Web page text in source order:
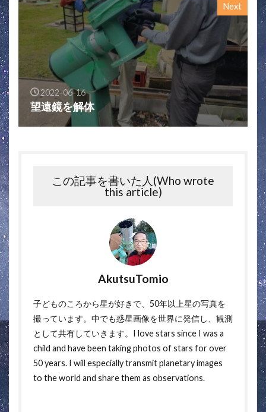
Next
2022-06-16
望遠鏡を解体
この記事を書いた人(Who wrote
this article)
AkutsuTomio
子どものころから星が好きで、50年以上星の写真を
撮っています。中でも惑星画像を世界に発信し、観測
として共有していきます。I love stars since I was a
child and have been taking photos of stars for over
50 years. I will especially transmit planetary images
to the world and share them as observations.